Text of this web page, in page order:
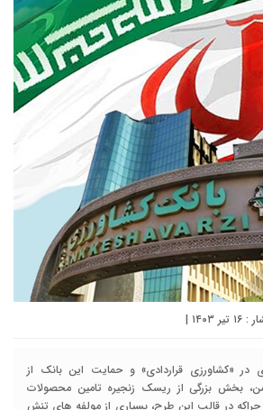
در «کشاورزی قراردادی» و حمایت این بانک از
بخش بزرگی از ریسک زنجیره تامین محصولات
در قالب این طرح، بسیاری از مولفه های تنش